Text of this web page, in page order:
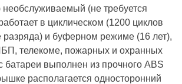
(не требуется
в циклическом (1200 циклов
разряда) и буферном режиме (16 лет),
телекоме, пожарных и охранных
батареи выполнен из прочного ABS
располагается односторонний